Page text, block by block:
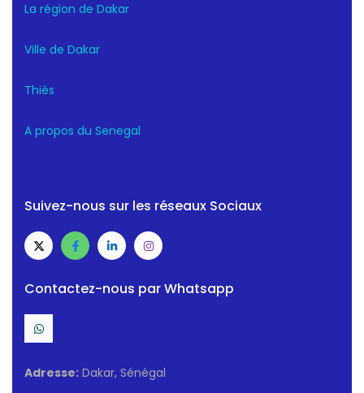
La région de Dakar
Ville de Dakar
Thiès
A propos du Senegal
Suivez-nous sur les réseaux Sociaux
Contactez-nous par Whatsapp
Adresse: Dakar, Sénégal